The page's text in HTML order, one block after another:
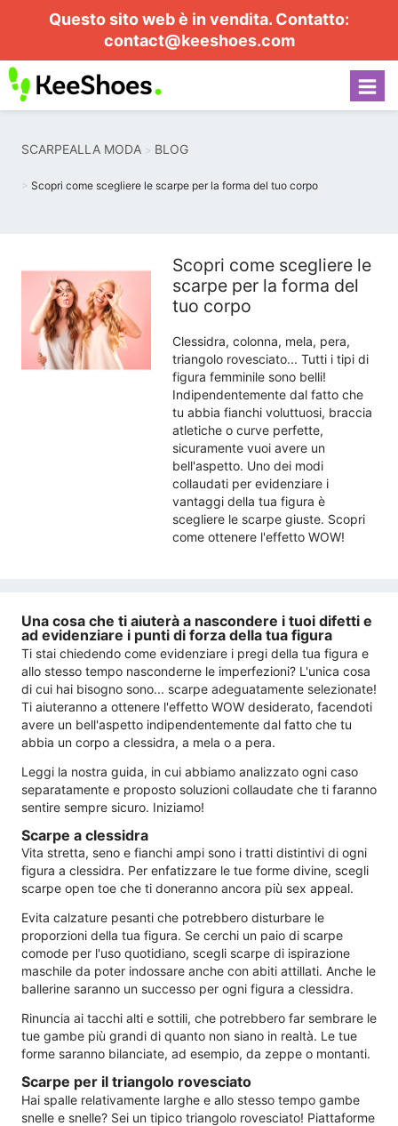
Questo sito web è in vendita. Contatto:
contact@keeshoes.com
SCARPEALLA MODA BLOG
Scopri come scegliere le scarpe per la forma del tuo corpo
Scopri come scegliere le
scarpe per la forma del
tuo corpo
Clessidra, colonna, mela, pera,
triangolo rovesciato... Tutti i tipi di
figura femminile sono belli!
Indipendentemente dal fatto che
tu abbia fianchi voluttuosi, braccia
atletiche o curve perfette,
sicuramente vuoi avere un
bell'aspetto. Uno dei modi
collaudati per evidenziare i
vantaggi della tua figura è
scegliere le scarpe giuste. Scopri
come ottenere l'effetto WOW!
Una cosa che ti aiuterà a nascondere i tuoi difetti e
ad evidenziare i punti di forza della tua figura
Ti stai chiedendo come evidenziare i pregi della tua figura e
allo stesso tempo nasconderne le imperfezioni? L'unica cosa
di cui hai bisogno sono... scarpe adeguatamente selezionate!
Ti aiuteranno a ottenere l'effetto WOW desiderato, facendoti
avere un bell'aspetto indipendentemente dal fatto che tu
abbia un corpo a clessidra, a mela o a pera.
Leggi la nostra guida, in cui abbiamo analizzato ogni caso
separatamente e proposto soluzioni collaudate che ti faranno
sentire sempre sicuro. Iniziamo!
Scarpe a clessidra
Vita stretta, seno e fianchi ampi sono i tratti distintivi di ogni
figura a clessidra. Per enfatizzare le tue forme divine, scegli
scarpe open toe che ti doneranno ancora più sex appeal.
Evita calzature pesanti che potrebbero disturbare le
proporzioni della tua figura. Se cerchi un paio di scarpe
comode per l'uso quotidiano, scegli scarpe di ispirazione
maschile da poter indossare anche con abiti attillati. Anche le
ballerine saranno un successo per ogni figura a clessidra.
Rinuncia ai tacchi alti e sottili, che potrebbero far sembrare le
tue gambe più grandi di quanto non siano in realtà. Le tue
forme saranno bilanciate, ad esempio, da zeppe o montanti.
Scarpe per il triangolo rovesciato
Hai spalle relativamente larghe e allo stesso tempo gambe
snelle e snelle? Sei un tipico triangolo rovesciato! Piattaforme